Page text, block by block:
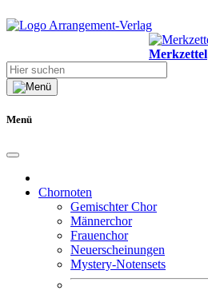
Merkzettel
Menü
Chornoten
Gemischter Chor
Männerchor
Frauenchor
Neuerscheinungen
Mystery-Notensets